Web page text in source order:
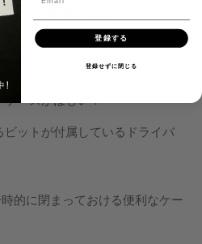
いませんか？？？
サイズのビットが揃っているセ
ケースがほしい！
ットが付属しているドライバ
的に閉まっておける便利なケー
登録する
登録せずに閉じる